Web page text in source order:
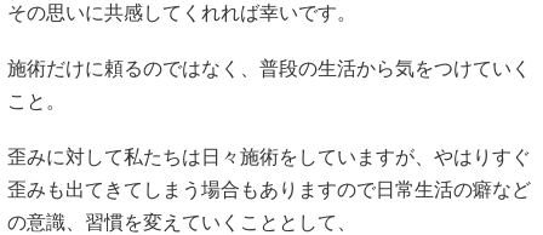
その思いに共感してくれれば幸いです。
施術だけに頼るのではなく、普段の生活から気をつけていく
こと。
歪みに対して私たちは日々施術をしていますが、やはりすぐ
歪みも出てきてしまう場合もありますので日常生活の癖など
の意識、習慣を変えていくこととして、